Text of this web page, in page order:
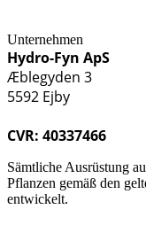
Unternehmen
Hydro-Fyn ApS
Æblegyden 3
5592 Ejby
CVR: 40337466
Sämtliche Ausrüstung
Pflanzen gemäß den
entwickelt.